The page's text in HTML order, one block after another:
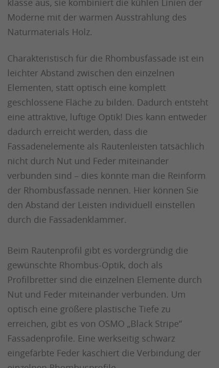
klasse aus, sie kombiniert die kühlen Linien der
Moderne mit der warmen Ausstrahlung des
Naturmaterials Holz.
Charakteristisch für die Rhombusfassade ist ein
leichter Abstand zwischen den einzelnen
Elementen, statt optisch eine komplett
geschlossene Fläche zu bilden. Dadurch entsteht
eine attraktive, luftige Optik! Dies kann entweder
dadurch erreicht werden, dass die
Fassadenelemente als Rautenleisten tatsächlich
nicht durch Nut und Feder miteinander
verbunden sind – dies könnte man die Reinform
der Rhombusfassade nennen. Hier können Sie
den Abstand der Leisten individuell einstellen
durch die Fassadenklammer.
Beim Rautenprofil gibt es vordergründig die
gewünschte Rhombus-Optik, doch als
Profilbretter sind die einzelnen Elemente durch
Nut und Feder miteinander verbunden. Um
optisch eine größere plastische Tiefe zu
erreichen, gibt es von OSMO „Black Stripe“
Fassadenprofile. Eine werkseitig schwarz
eingefärbte Feder kaschiert die Verbindung der